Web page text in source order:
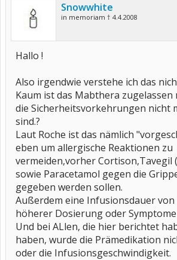
Snowwhite
in memoriam † 4.4.2008
Hallo !
Also irgendwie verstehe ich das
Kaum ist das Mabthera zugelassen
die Sicherheitsvorkehrungen nicht
sind.?
Laut Roche ist das nämlich
eben um allergische Reaktionen zu
vermeiden,vorher Cortison,Tavegil
sowie Paracetamol gegen die
gegeben werden sollen.
Außerdem eine Infusionsdauer von
höherer Dosierung oder
Und bei ALlen, die hier berichtet
haben, wurde die Prämedikation
oder die Infusionsgeschwindigkeit.